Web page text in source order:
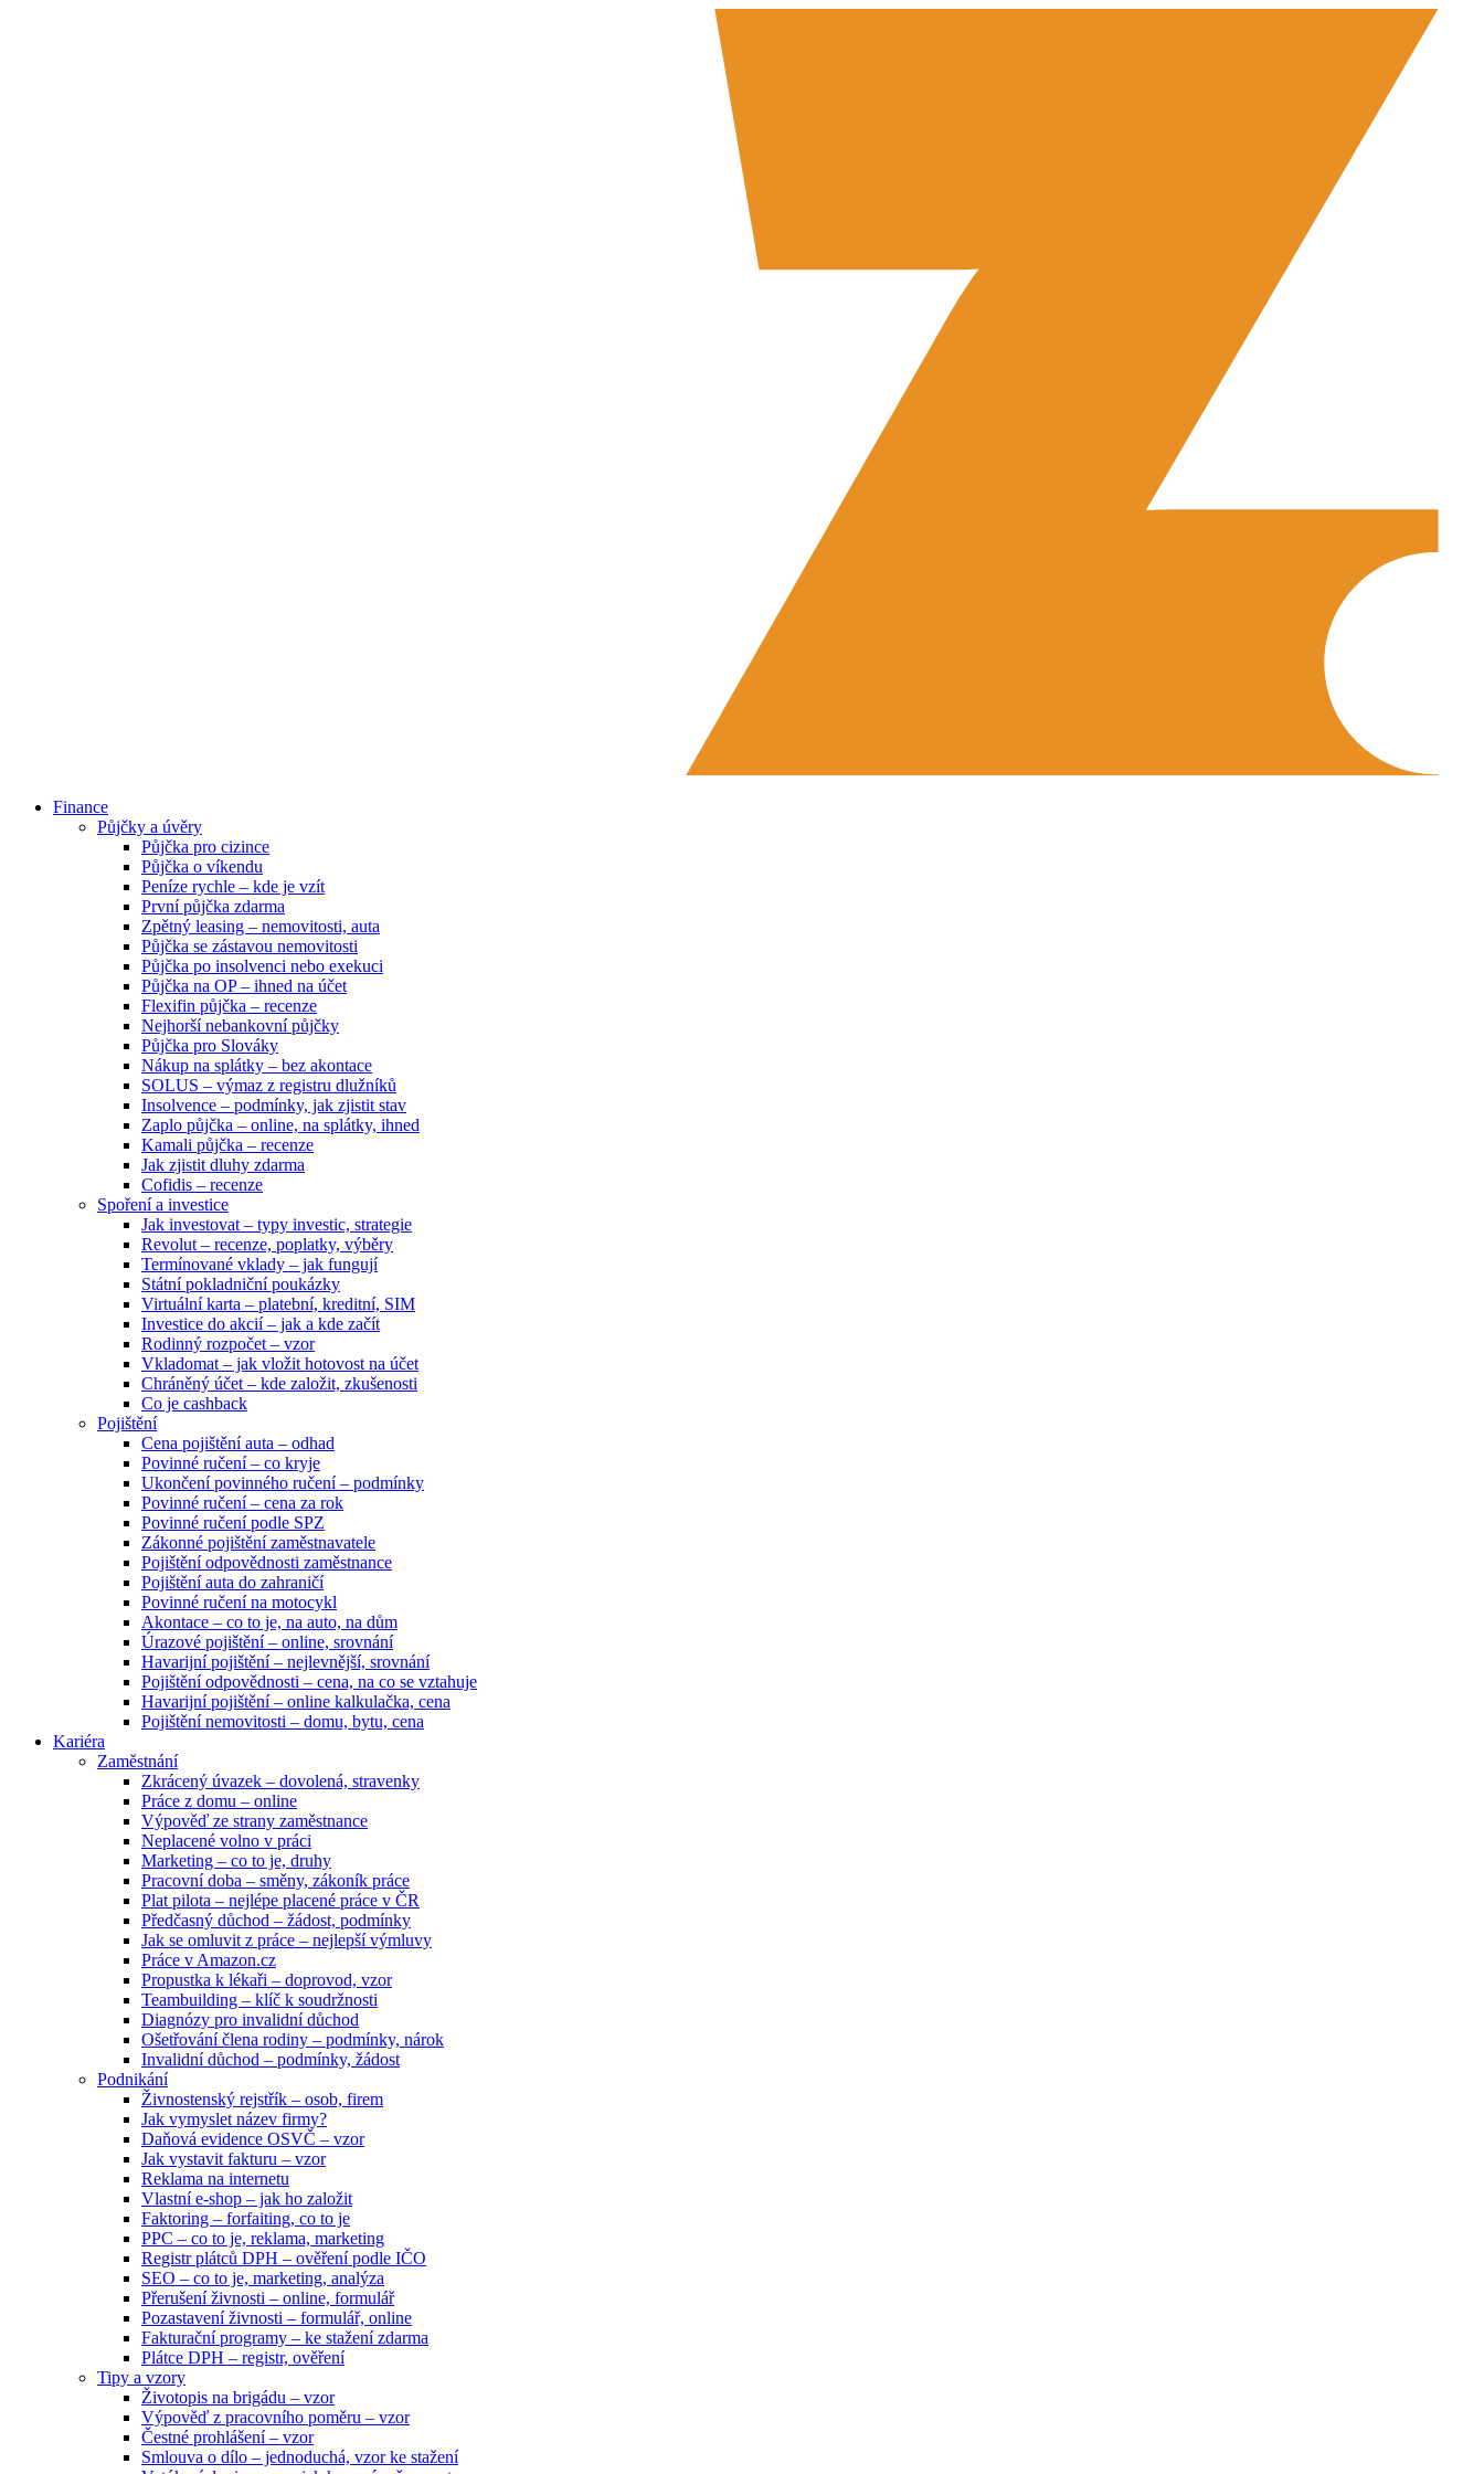
Finance
Půjčky a úvěry
Půjčka pro cizince
Půjčka o víkendu
Peníze rychle – kde je vzít
První půjčka zdarma
Zpětný leasing – nemovitosti, auta
Půjčka se zástavou nemovitosti
Půjčka po insolvenci nebo exekuci
Půjčka na OP – ihned na účet
Flexifin půjčka – recenze
Nejhorší nebankovní půjčky
Půjčka pro Slováky
Nákup na splátky – bez akontace
SOLUS – výmaz z registru dlužníků
Insolvence – podmínky, jak zjistit stav
Zaplo půjčka – online, na splátky, ihned
Kamali půjčka – recenze
Jak zjistit dluhy zdarma
Cofidis – recenze
Spoření a investice
Jak investovat – typy investic, strategie
Revolut – recenze, poplatky, výběry
Termínované vklady – jak fungují
Státní pokladniční poukázky
Virtuální karta – platební, kreditní, SIM
Investice do akcií – jak a kde začít
Rodinný rozpočet – vzor
Vkladomat – jak vložit hotovost na účet
Chráněný účet – kde založit, zkušenosti
Co je cashback
Pojištění
Cena pojištění auta – odhad
Povinné ručení – co kryje
Ukončení povinného ručení – podmínky
Povinné ručení – cena za rok
Povinné ručení podle SPZ
Zákonné pojištění zaměstnavatele
Pojištění odpovědnosti zaměstnance
Pojištění auta do zahraničí
Povinné ručení na motocykl
Akontace – co to je, na auto, na dům
Úrazové pojištění – online, srovnání
Havarijní pojištění – nejlevnější, srovnání
Pojištění odpovědnosti – cena, na co se vztahuje
Havarijní pojištění – online kalkulačka, cena
Pojištění nemovitosti – domu, bytu, cena
Kariéra
Zaměstnání
Zkrácený úvazek – dovolená, stravenky
Práce z domu – online
Výpověď ze strany zaměstnance
Neplacené volno v práci
Marketing – co to je, druhy
Pracovní doba – směny, zákoník práce
Plat pilota – nejlépe placené práce v ČR
Předčasný důchod – žádost, podmínky
Jak se omluvit z práce – nejlepší výmluvy
Práce v Amazon.cz
Propustka k lékaři – doprovod, vzor
Teambuilding – klíč k soudržnosti
Diagnózy pro invalidní důchod
Ošetřování člena rodiny – podmínky, nárok
Invalidní důchod – podmínky, žádost
Podnikání
Živnostenský rejstřík – osob, firem
Jak vymyslet název firmy?
Daňová evidence OSVČ – vzor
Jak vystavit fakturu – vzor
Reklama na internetu
Vlastní e-shop – jak ho založit
Faktoring – forfaiting, co to je
PPC – co to je, reklama, marketing
Registr plátců DPH – ověření podle IČO
SEO – co to je, marketing, analýza
Přerušení živnosti – online, formulář
Pozastavení živnosti – formulář, online
Fakturační programy – ke stažení zdarma
Plátce DPH – registr, ověření
Tipy a vzory
Životopis na brigádu – vzor
Výpověď z pracovního poměru – vzor
Čestné prohlášení – vzor
Smlouva o dílo – jednoduchá, vzor ke stažení